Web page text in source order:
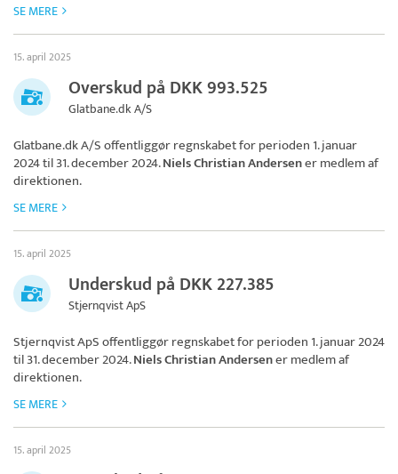
SE MERE
15. april 2025
Overskud på DKK 993.525
Glatbane.dk A/S
Glatbane.dk A/Soffentliggør regnskabet for perioden 1. januar
2024 til 31. december 2024.Niels Christian Andersener medlem af
direktionen.
SE MERE
15. april 2025
Underskud på DKK 227.385
Stjernqvist ApS
Stjernqvist ApSoffentliggør regnskabet for perioden 1. januar 2024
til 31. december 2024.Niels Christian Andersener medlem af
direktionen.
SE MERE
15. april 2025